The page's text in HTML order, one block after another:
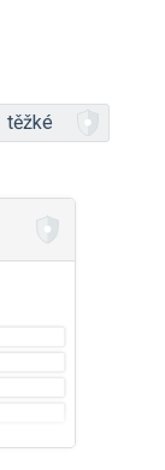
těžké